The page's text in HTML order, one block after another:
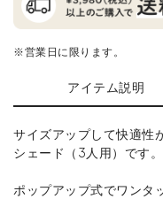
※営業日に限ります。
アイテム説明
サイズアップして快適性
シェード（3人用）です。
ポップアップ式でワンタ